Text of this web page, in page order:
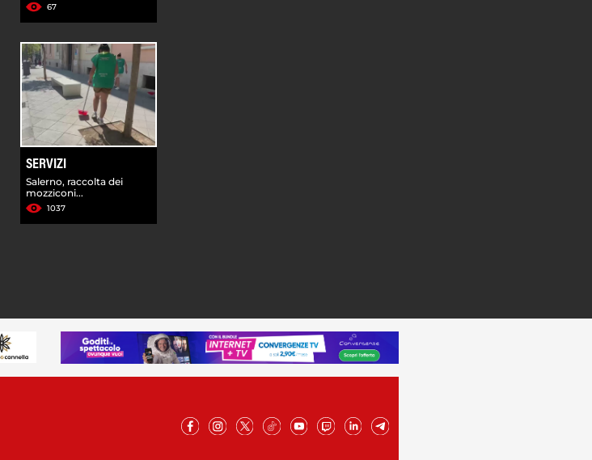
67
SERVIZI
Salerno, raccolta dei
mozziconi...
1037